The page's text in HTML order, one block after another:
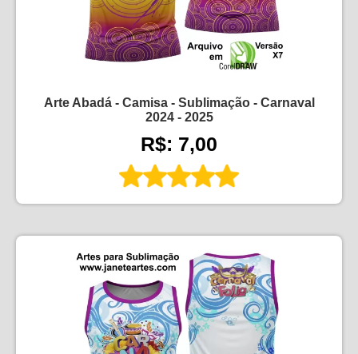
Arte Abadá - Camisa - Sublimação - Carnaval
2024 - 2025
R$: 7,00